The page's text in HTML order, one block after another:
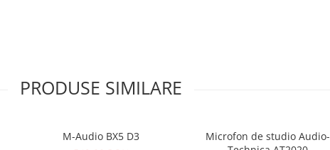
PRODUSE SIMILARE
M-Audio BX5 D3
Microfon de studio Audio-